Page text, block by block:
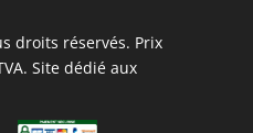
droits réservés. Prix
Site dédié aux